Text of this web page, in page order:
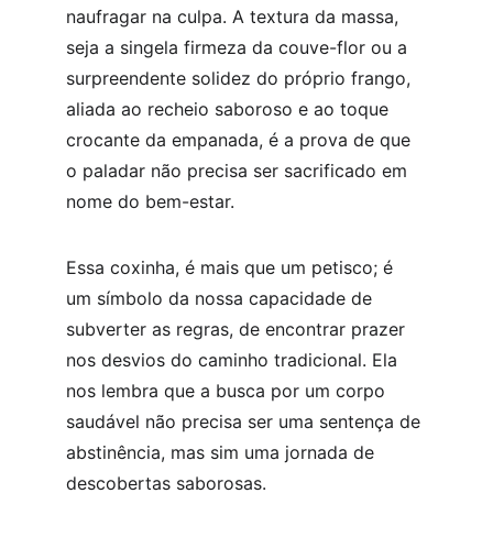
naufragar na culpa. A textura da massa,
seja a singela firmeza da couve-flor ou a
surpreendente solidez do próprio frango,
aliada ao recheio saboroso e ao toque
crocante da empanada, é a prova de que
o paladar não precisa ser sacrificado em
nome do bem-estar.
Essa coxinha, é mais que um petisco; é
um símbolo da nossa capacidade de
subverter as regras, de encontrar prazer
nos desvios do caminho tradicional. Ela
nos lembra que a busca por um corpo
saudável não precisa ser uma sentença de
abstinência, mas sim uma jornada de
descobertas saborosas.